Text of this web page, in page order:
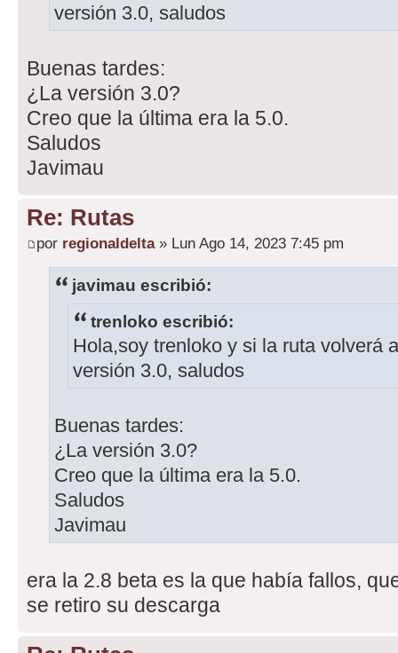
versión 3.0, saludos
Buenas tardes:
¿La versión 3.0?
Creo que la última era la 5.0.
Saludos
Javimau
Re: Rutas
por regionaldelta» Lun Ago 14, 2023 7:45 pm
javimau escribió:
trenloko escribió:
Hola,soy trenloko y si la ruta volverá
versión 3.0, saludos
Buenas tardes:
¿La versión 3.0?
Creo que la última era la 5.0.
Saludos
Javimau
era la 2.8 beta es la que había fallos,
se retiro su descarga